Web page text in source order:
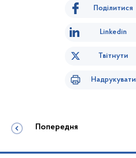
Поділитися
Linkedin
Твітнути
Надрукувати
Попередня